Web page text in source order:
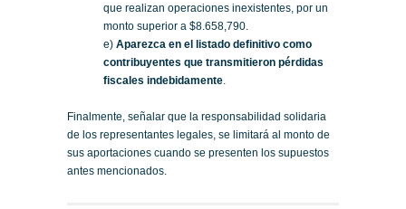
que realizan operaciones inexistentes, por un
monto superior a $8.658,790.
e) Aparezca en el listado definitivo como
contribuyentes que transmitieron pérdidas
fiscales indebidamente
Finalmente, señalar que la responsabilidad solidaria
de los representantes legales, se limitará al monto de
sus aportaciones cuando se presenten los supuestos
antes mencionados.